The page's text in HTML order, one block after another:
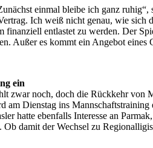
einmal bleibe ich ganz ruhig“,
Ich weiß nicht genau, wie sich
entlastet zu werden. Der
Außer es kommt ein Angebot eines
ein
zwar noch, doch die Rückkehr von
am Dienstag ins
hatte ebenfalls Interesse an
damit der Wechsel zu